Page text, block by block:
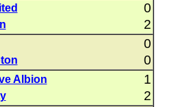
0
2
0
0
Albion 1
2